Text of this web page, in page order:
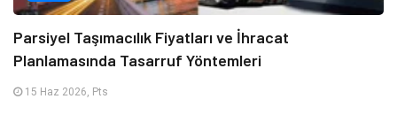
Parsiyel Taşımacılık Fiyatları ve İhracat
Planlamasında Tasarruf Yöntemleri
15 Haz 2026, Pts